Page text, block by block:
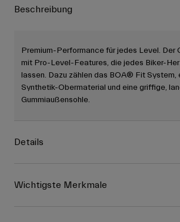
Beschreibung
Premium-Performance für jedes Level. Der
mit Pro-Level-Features, die jedes Biker-
lassen. Dazu zählen das BOA® Fit System,
Synthetik-Obermaterial und eine griffige,
Gummiaußensohle.
Details
Wichtigste Merkmale